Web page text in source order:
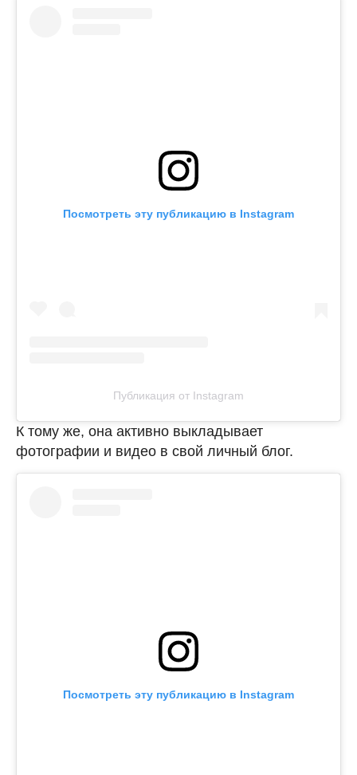
Посмотреть эту публикацию в Instagram
Публикация от Instagram
К тому же, она активно выкладывает
фотографии и видео в свой личный блог.
Посмотреть эту публикацию в Instagram